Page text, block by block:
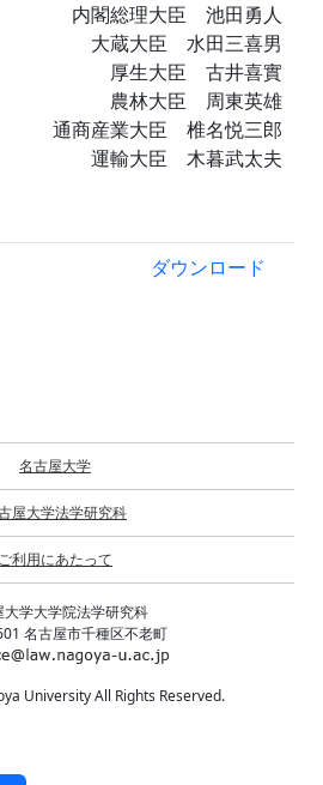
内閣総理大臣 池田勇人
大蔵大臣 水田三喜男
厚生大臣 古井喜實
農林大臣 周東英雄
通商産業大臣 椎名悦三郎
運輸大臣 木暮武太夫
ダウンロード
名古屋大学
屋大学法学研究科
ご利用にあたって
大学大学院法学研究科
名古屋市千種区不老町
University All Rights Reserved.